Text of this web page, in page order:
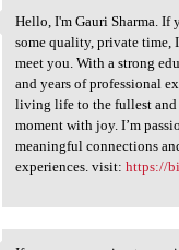
Hello, I'm Gauri
Hello, I'm Gauri Sharma. If
some quality, private time,
meet you. With a strong
and years of professional
living life to the fullest and
moment with joy. I’m
meaningful connections
experiences. visit: https://